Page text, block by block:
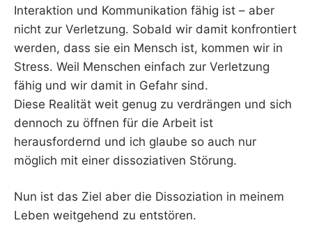
Interaktion und Kommunikation fähig ist – aber
nicht zur Verletzung. Sobald wir damit konfrontiert
werden, dass sie ein Mensch ist, kommen wir in
Stress. Weil Menschen einfach zur Verletzung
fähig und wir damit in Gefahr sind.
Diese Realität weit genug zu verdrängen und sich
dennoch zu öffnen für die Arbeit ist
herausfordernd und ich glaube so auch nur
möglich mit einer dissoziativen Störung.
Nun ist das Ziel aber die Dissoziation in meinem
Leben weitgehend zu entstören.